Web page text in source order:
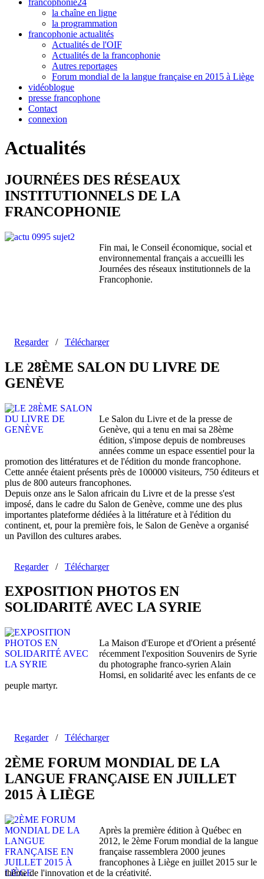
francophonie24
la chaîne en ligne
la programmation
francophonie actualités
Actualités de l'OIF
Actualités de la francophonie
Autres reportages
Forum mondial de la langue française en 2015 à Liège
vidéoblogue
presse francophone
Contact
connexion
Actualités
JOURNÉES DES RÉSEAUX
INSTITUTIONNELS DE LA
FRANCOPHONIE
Fin mai, le Conseil économique, social et
environnemental français a accueilli les
Journées des réseaux institutionnels de la
Francophonie.
Regarder/ Télécharger
LE 28ÈME SALON DU LIVRE DE
GENÈVE
Le Salon du Livre et de la presse de
Genève, qui a tenu en mai sa 28ème
édition, s'impose depuis de nombreuses
années comme un espace essentiel pour la
promotion des littératures et de l'édition du monde francophone.
Cette année étaient présents près de 100000 visiteurs, 750 éditeurs et
plus de 800 auteurs francophones.
Depuis onze ans le Salon africain du Livre et de la presse s'est
imposé, dans le cadre du Salon de Genève, comme une des plus
importantes plateforme dédiées à la littérature et à l'édition du
continent, et, pour la première fois, le Salon de Genève a organisé
un Pavillon des cultures arabes.
Regarder/ Télécharger
EXPOSITION PHOTOS EN
SOLIDARITÉ AVEC LA SYRIE
La Maison d'Europe et d'Orient a présenté
récemment l'exposition Souvenirs de Syrie
du photographe franco-syrien Alain
Homsi, en solidarité avec les enfants de ce
peuple martyr.
Regarder/ Télécharger
2ÈME FORUM MONDIAL DE LA
LANGUE FRANÇAISE EN JUILLET
2015 À LIÈGE
Après la première édition à Québec en
2012, le 2ème Forum mondial de la langue
française rassemblera 2000 jeunes
francophones à Liège en juillet 2015 sur le
thème de l'innovation et de la créativité.